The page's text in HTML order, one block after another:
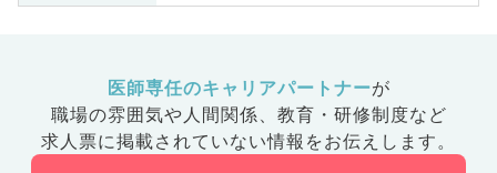
医師専任のキャリアパートナーが
職場の雰囲気や人間関係、 教育・研修制度など
求人票に掲載されていない情報をお伝えします。